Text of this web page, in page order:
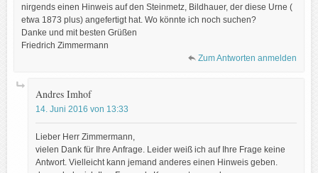
nirgends einen Hinweis auf den Steinmetz, Bildhauer, der diese Urne (
etwa 1873 plus) angefertigt hat. Wo könnte ich noch suchen?
Danke und mit besten Grüßen
Friedrich Zimmermann
Zum Antworten anmelden
Andres Imhof
14. Juni 2016 von 13:33
Lieber Herr Zimmermann,
vielen Dank für Ihre Anfrage. Leider weiß ich auf Ihre Frage keine
Antwort. Vielleicht kann jemand anderes einen Hinweis geben.